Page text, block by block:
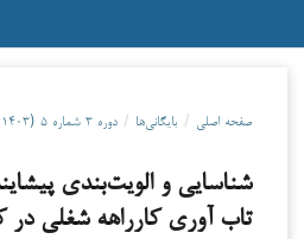
صفحه اصلی / بایگانی‌ها / دوره ۳ شماره ۵ (۱۴۰۳): پیاپی ۳-۵
شناسایی و الویت‌بندی
تاب آوری کارراهه شغلی در